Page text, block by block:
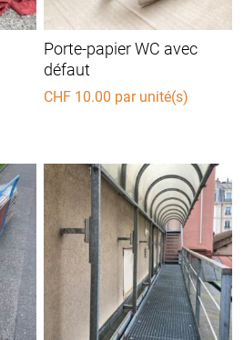
Porte-papier WC avec
défaut
CHF 10.00 par unité(s)